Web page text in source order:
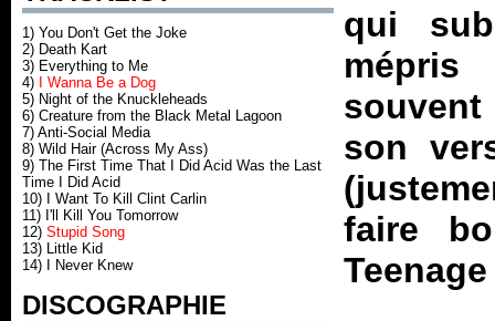
1) You Don't Get the Joke
2) Death Kart
3) Everything to Me
4)
I Wanna Be a Dog
5) Night of the Knuckleheads
6) Creature from the Black Metal Lagoon
7) Anti-Social Media
8) Wild Hair (Across My Ass)
9) The First Time That I Did Acid Was the Last
Time I Did Acid
10) I Want To Kill Clint Carlin
11) I'll Kill You Tomorrow
12) Stupid Song
13) Little Kid
14) I Never Knew
DISCOGRAPHIE
qui
son
faire